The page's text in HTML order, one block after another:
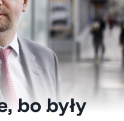
bo były